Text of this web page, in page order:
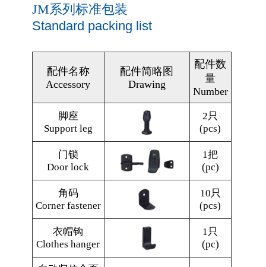
JM系列标准包装
Standard packing list
配件名称
Accessory
配件简略图
Drawing
配件数
量
Number
脚座
Support leg
2只
(pcs)
门锁
Door lock
1把
(pc)
角码
Corner fastener
10只
(pcs)
衣帽钩
Clothes hanger
1只
(pc)